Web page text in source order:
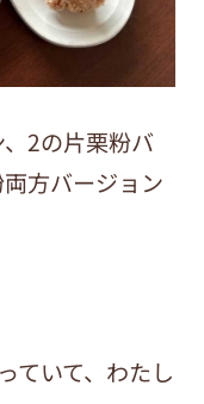
2の片栗粉バ
方バージョン
ていて、わたし